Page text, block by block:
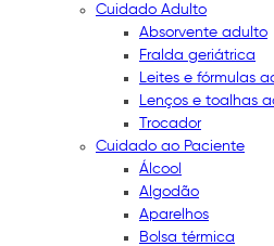
Cuidado Adulto
Absorvente adulto
Fralda geriátrica
Leites e fórmulas
Lenços e toalhas
Trocador
Cuidado ao Paciente
Álcool
Algodão
Aparelhos
Bolsa térmica